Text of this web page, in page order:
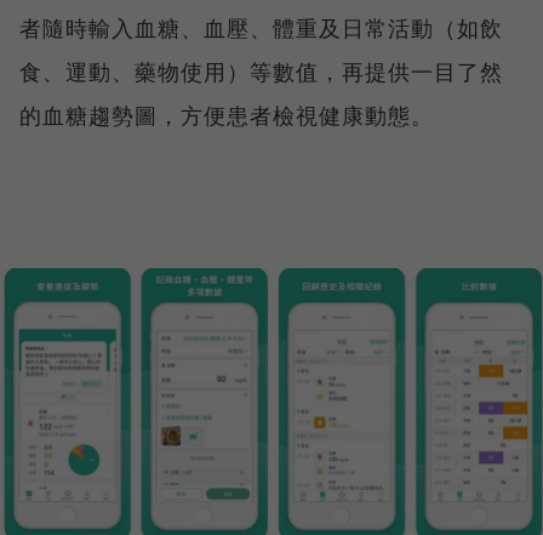
者隨時輸入血糖、血壓、體重及日常活動（如飲
食、運動、藥物使用）等數值，再提供一目了然
的血糖趨勢圖，方便患者檢視健康動態。